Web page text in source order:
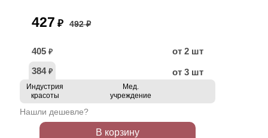
427 ₽ 492 ₽
405 ₽
от 2 шт
384 ₽ от 3 шт
Индустрия
красоты
Мед.
учреждение
Нашли дешевле?
В корзину